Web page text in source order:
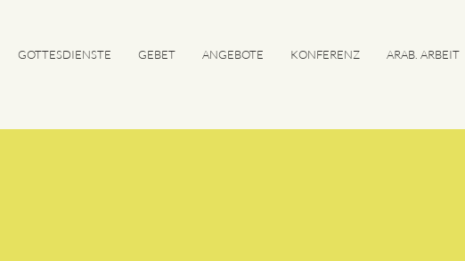
GOTTESDIENSTE GEBET ANGEBOTE KONFERENZ ARAB. ARBEIT